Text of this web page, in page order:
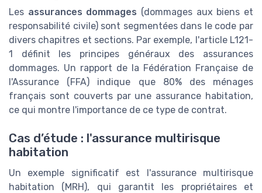
Les assurances dommages (dommages aux biens et
responsabilité civile) sont segmentées dans le code par
divers chapitres et sections. Par exemple, l'article L121-
1 définit les principes généraux des assurances
dommages. Un rapport de la Fédération Française de
l'Assurance (FFA) indique que 80% des ménages
français sont couverts par une assurance habitation,
ce qui montre l'importance de ce type de contrat.
Cas d’étude : l'assurance multirisque
habitation
Un exemple significatif est l'assurance multirisque
habitation (MRH), qui garantit les propriétaires et